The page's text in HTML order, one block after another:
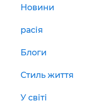
Новини
расія
Блоги
Стиль життя
У світі